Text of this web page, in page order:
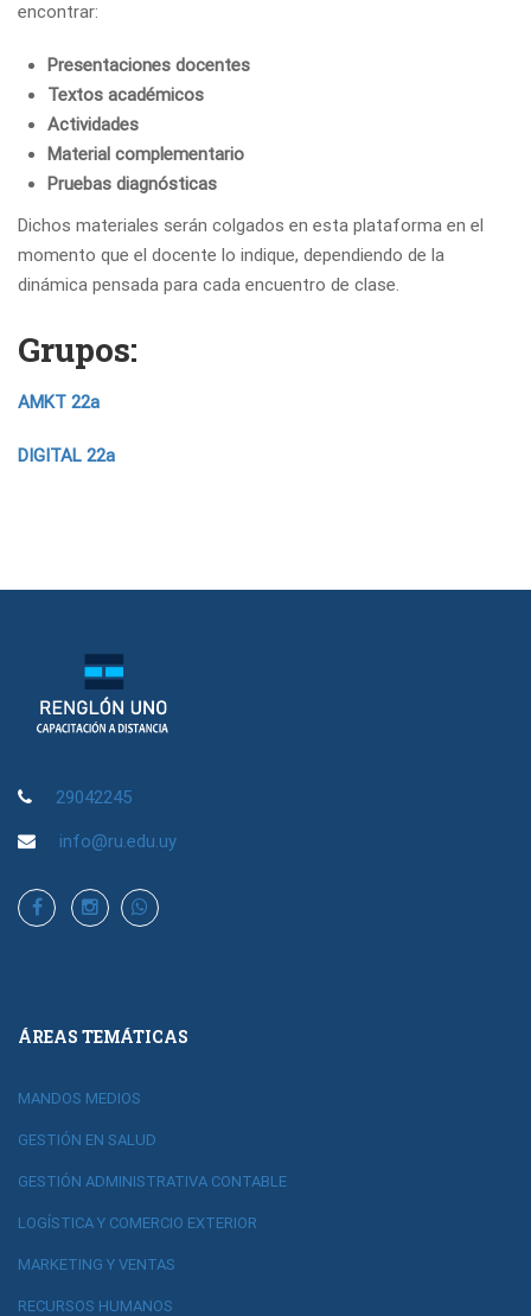
encontrar:
Presentaciones docentes
Textos académicos
Actividades
Material complementario
Pruebas diagnósticas
Dichos materiales serán colgados en esta plataforma en el
momento que el docente lo indique, dependiendo de la
dinámica pensada para cada encuentro de clase.
Grupos:
AMKT 22a
DIGITAL 22a
29042245
info@ru.edu.uy
ÁREAS TEMÁTICAS
MANDOS MEDIOS
GESTIÓN EN SALUD
GESTIÓN ADMINISTRATIVA CONTABLE
LOGÍSTICA Y COMERCIO EXTERIOR
MARKETING Y VENTAS
RECURSOS HUMANOS